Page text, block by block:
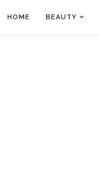
HOME BEAUTY